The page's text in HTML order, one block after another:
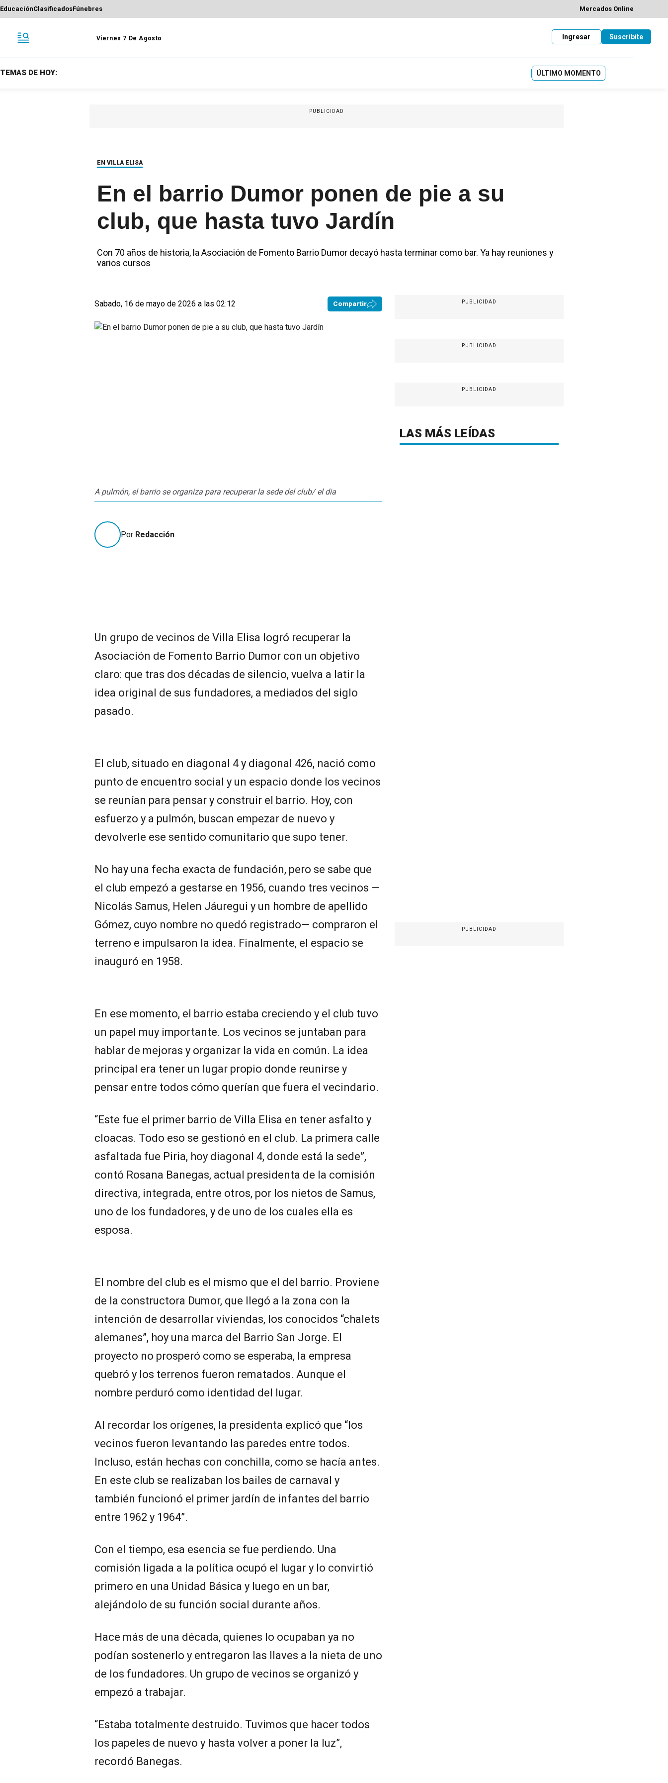
EducaciónClasificadosFúnebres Mercados Online
Viernes 7 De Agosto Suscribite
Ingresar
TEMAS DE HOY: ÚLTIMO MOMENTO
PUBLICIDAD
EN VILLA ELISA
En el barrio Dumor ponen de pie a su
club, que hasta tuvo Jardín
Con 70 años de historia, la Asociación de Fomento Barrio Dumor decayó hasta terminar como bar. Ya hay reuniones y
varios cursos
Sabado, 16 de mayo de 2026 a las 02:12 Compartir
A pulmón, el barrio se organiza para recuperar la sede del club/ el dia
Por Redacción
Un grupo de vecinos de Villa Elisa logró recuperar la
Asociación de Fomento Barrio Dumor con un objetivo
claro: que tras dos décadas de silencio, vuelva a latir la
idea original de sus fundadores, a mediados del siglo
pasado.
El club, situado en diagonal 4 y diagonal 426, nació como
punto de encuentro social y un espacio donde los vecinos
se reunían para pensar y construir el barrio. Hoy, con
esfuerzo y a pulmón, buscan empezar de nuevo y
devolverle ese sentido comunitario que supo tener.
No hay una fecha exacta de fundación, pero se sabe que
el club empezó a gestarse en 1956, cuando tres vecinos —
Nicolás Samus, Helen Jáuregui y un hombre de apellido
Gómez, cuyo nombre no quedó registrado— compraron el
terreno e impulsaron la idea. Finalmente, el espacio se
inauguró en 1958.
En ese momento, el barrio estaba creciendo y el club tuvo
un papel muy importante. Los vecinos se juntaban para
hablar de mejoras y organizar la vida en común. La idea
principal era tener un lugar propio donde reunirse y
pensar entre todos cómo querían que fuera el vecindario.
“Este fue el primer barrio de Villa Elisa en tener asfalto y
cloacas. Todo eso se gestionó en el club. La primera calle
asfaltada fue Piria, hoy diagonal 4, donde está la sede”,
contó Rosana Banegas, actual presidenta de la comisión
directiva, integrada, entre otros, por los nietos de Samus,
uno de los fundadores, y de uno de los cuales ella es
esposa.
El nombre del club es el mismo que el del barrio. Proviene
de la constructora Dumor, que llegó a la zona con la
intención de desarrollar viviendas, los conocidos “chalets
alemanes”, hoy una marca del Barrio San Jorge. El
proyecto no prosperó como se esperaba, la empresa
quebró y los terrenos fueron rematados. Aunque el
nombre perduró como identidad del lugar.
Al recordar los orígenes, la presidenta explicó que “los
vecinos fueron levantando las paredes entre todos.
Incluso, están hechas con conchilla, como se hacía antes.
En este club se realizaban los bailes de carnaval y
también funcionó el primer jardín de infantes del barrio
entre 1962 y 1964”.
Con el tiempo, esa esencia se fue perdiendo. Una
comisión ligada a la política ocupó el lugar y lo convirtió
primero en una Unidad Básica y luego en un bar,
alejándolo de su función social durante años.
Hace más de una década, quienes lo ocupaban ya no
podían sostenerlo y entregaron las llaves a la nieta de uno
de los fundadores. Un grupo de vecinos se organizó y
empezó a trabajar.
“Estaba totalmente destruido. Tuvimos que hacer todos
los papeles de nuevo y hasta volver a poner la luz”,
recordó Banegas.
PUBLICIDAD
PUBLICIDAD
PUBLICIDAD
LAS MÁS LEÍDAS
PUBLICIDAD